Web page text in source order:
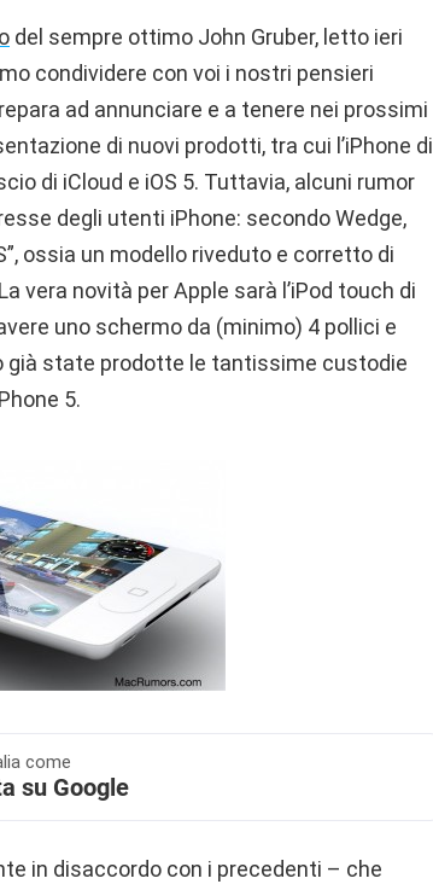
del sempre ottimo John Gruber, letto ieri
condividere con voi i nostri pensieri
ad annunciare e a tenere nei prossimi
di nuovi prodotti, tra cui l’iPhone di
di iCloud e iOS 5. Tuttavia, alcuni rumor
degli utenti iPhone: secondo Wedge,
ossia un modello riveduto e corretto di
vera novità per Apple sarà l’iPod touch di
uno schermo da (minimo) 4 pollici e
già state prodotte le tantissime custodie
5.
come
su Google
in disaccordo con i precedenti – che